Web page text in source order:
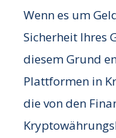
Wenn es um
Sicherheit Ihres
diesem Grund
Plattformen in
die von den